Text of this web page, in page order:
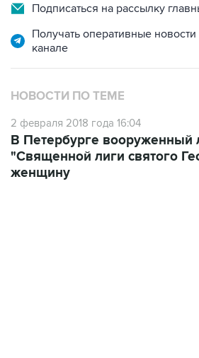
Подписаться на рассылку
Получать оперативные
канале
НОВОСТИ ПО ТЕМЕ
2 февраля 2018 года 16:04
В Петербурге вооруженный
"Священной лиги святого
женщину